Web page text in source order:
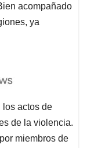
acompañado
ya
los actos de
de la violencia.
miembros de